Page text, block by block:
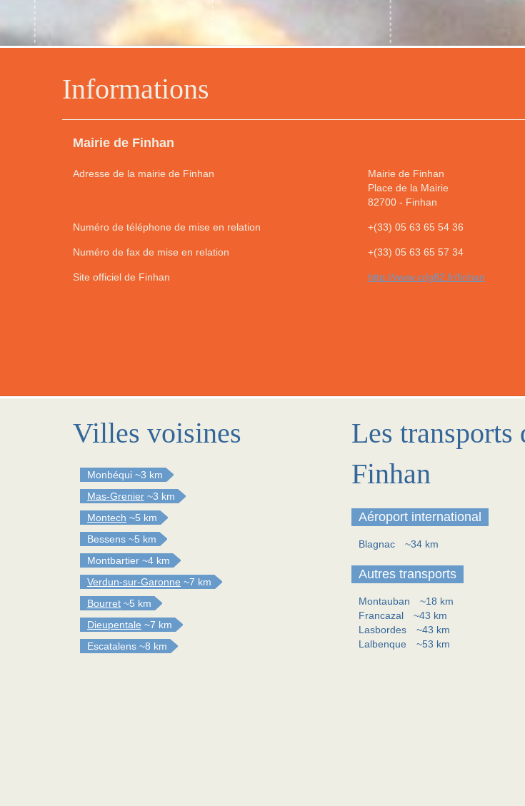
Informations
Mairie de Finhan
Adresse de la mairie de Finhan
Mairie de Finhan
Place de la Mairie
82700- Finhan
Numéro de téléphone de mise en relation +(33) 05 63 65 54 36
Numéro de fax de mise en relation +(33) 05 63 65 57 34
Site officiel de Finhan http://www.cdg82.fr/finhan
Villes voisines
Monbéqui ~3 km
Mas-Grenier ~3 km
Montech ~5 km
Bessens ~5 km
Montbartier ~4 km
Verdun-sur-Garonne ~7 km
Bourret ~5 km
Dieupentale ~7 km
Escatalens ~8 km
Les transports
Finhan
Aéroport international
Blagnac ~34 km
Autres transports
Montauban
~18 km
Francazal
~43 km
Lasbordes
~43 km
Lalbenque
~53 km